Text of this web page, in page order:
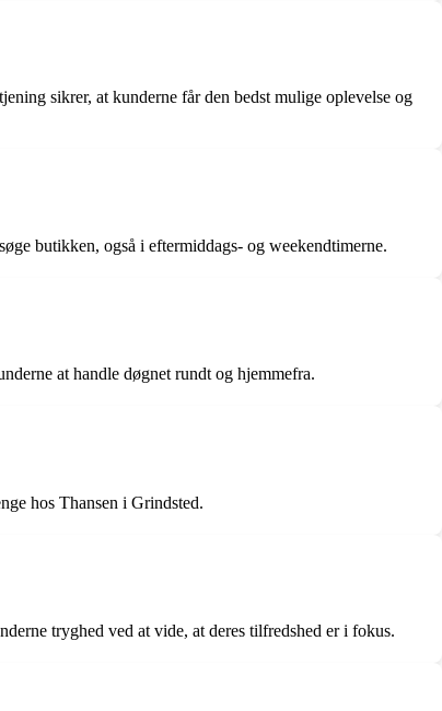
sikrer, at kunderne får den bedst mulige oplevelse og
butikken, også i eftermiddags- og weekendtimerne.
at handle døgnet rundt og hjemmefra.
hos Thansen i Grindsted.
tryghed ved at vide, at deres tilfredshed er i fokus.